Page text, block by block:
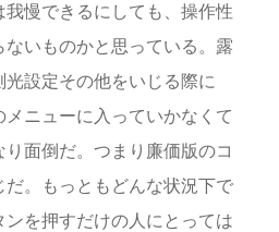
我慢できるにしても、操作性
いものかと思っている。露
設定その他をいじる際に
ニューに入っていかなくて
面倒だ。つまり廉価版のコ
だ。もっともどんな状況下で
ンを押すだけの人にとっては